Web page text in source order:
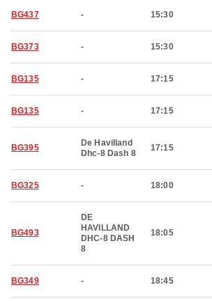
BG437 - 15:30
BG373 - 15:30
BG135 - 17:15
BG135 - 17:15
BG395
De Havilland
Dhc-8 Dash 8
17:15
BG325 - 18:00
BG493
DE
HAVILLAND
DHC-8 DASH
8
18:05
BG349 - 18:45